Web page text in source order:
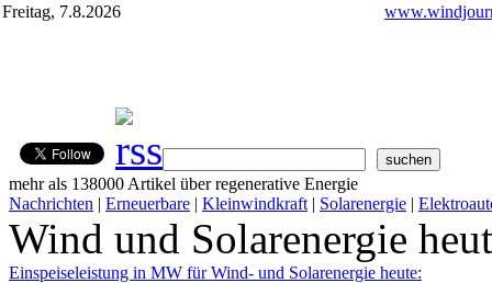
Freitag, 7.8.2026
mehr als 138000 Artikel über regenerative Energie
Nachrichten | Erneuerbare | Kleinwindkraft | Solarenergie |
Wind und Solarenergie
Einspeiseleistung in MW für Wind- und Solarenergie heute: